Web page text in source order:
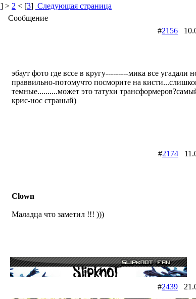
] > 2 < [3] Следующая страница
Сообщение
#2156
эбаут фото где вссе в кругу---------мика все угадали
праввильно-потомучто посморите на
темные..........может это татухи
крис-нос страный)
#2174
Clown
Маладца что заметил !!! )))
#2439